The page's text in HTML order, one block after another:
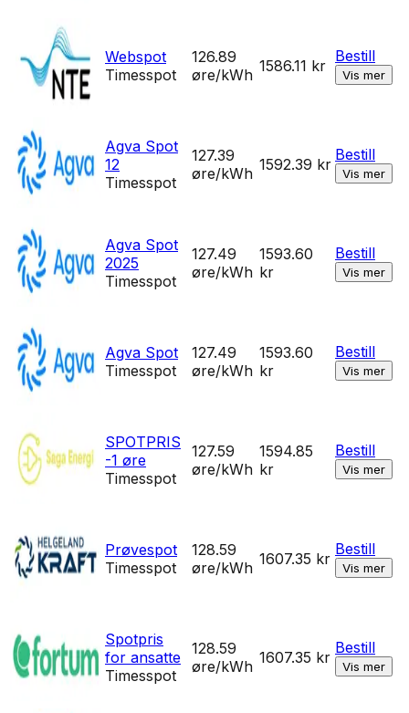
Webspot
Timesspot
126.89
øre/kWh 1586.11 kr
Bestill
Vis mer
Agva Spot
12
Timesspot
127.39
øre/kWh 1592.39 kr
Bestill
Vis mer
Agva Spot
2025
Timesspot
127.49
øre/kWh
1593.60
kr
Bestill
Vis mer
Agva Spot
Timesspot
127.49
øre/kWh
1593.60
kr
Bestill
Vis mer
SPOTPRIS
-1 øre
Timesspot
127.59
øre/kWh
1594.85
kr
Bestill
Vis mer
Prøvespot
Timesspot
128.59
øre/kWh 1607.35 kr
Bestill
Vis mer
Spotpris
for ansatte
Timesspot
128.59
øre/kWh 1607.35 kr
Bestill
Vis mer